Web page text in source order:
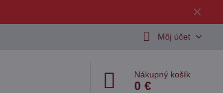
✕
Môj účet
Nákupný košík
0 €